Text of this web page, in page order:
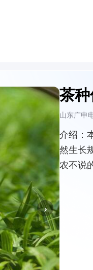
›
茶
山东广申
介绍：
然生长
农不说